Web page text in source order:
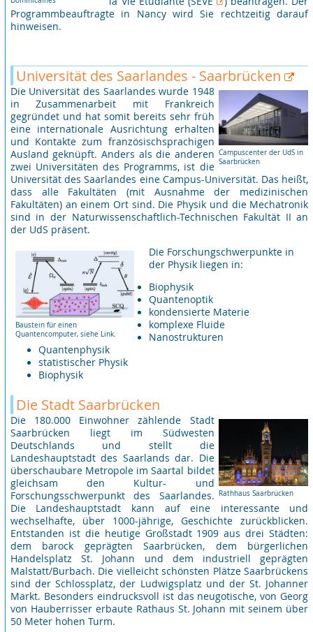
Programmbeauftragte in Nancy wird Sie rechtzeitig darauf
hinweisen.
Universität des Saarlandes - Saarbrücken
Campuscenter der UdS in
Saarbrücken
Die Universität des Saarlandes wurde 1948
in Zusammenarbeit mit Frankreich
gegründet und hat somit bereits sehr früh
eine internationale Ausrichtung erhalten
und Kontakte zum französischsprachigen
Ausland geknüpft. Anders als die anderen
zwei Universitäten des Programms, ist die
Universität des Saarlandes eine Campus-Universität. Das heißt,
dass alle Fakultäten (mit Ausnahme der medizinischen
Fakultäten) an einem Ort sind. Die Physik und die Mechatronik
sind in der Naturwissenschaftlich-Technischen Fakultät II an
der UdS präsent.
Baustein für einen
Quantencomputer, siehe Link.
Die Forschungschwerpunkte in
der Physik liegen in:
Biophysik
Quantenoptik
kondensierte Materie
komplexe Fluide
Nanostrukturen
Quantenphysik
statistischer Physik
Biophysik
Die Stadt Saarbrücken
Rathhaus Saarbrücken
Die 180.000 Einwohner zählende Stadt
Saarbrücken liegt im Südwesten
Deutschlands und stellt die
Landeshauptstadt des Saarlands dar. Die
überschaubare Metropole im Saartal bildet
gleichsam den Kultur- und
Forschungsschwerpunkt des Saarlandes.
Die Landeshauptstadt kann auf eine interessante und
wechselhafte, über 1000-jährige, Geschichte zurückblicken.
Entstanden ist die heutige Großstadt 1909 aus drei Städten:
dem barock geprägten Saarbrücken, dem bürgerlichen
Handelsplatz St. Johann und dem industriell geprägten
Malstatt/Burbach. Die vielleicht schönsten Plätze Saarbrückens
sind der Schlossplatz, der Ludwigsplatz und der St. Johanner
Markt. Besonders eindrucksvoll ist das neugotische, von Georg
von Hauberrisser erbaute Rathaus St. Johann mit seinem über
50 Meter hohen Turm.